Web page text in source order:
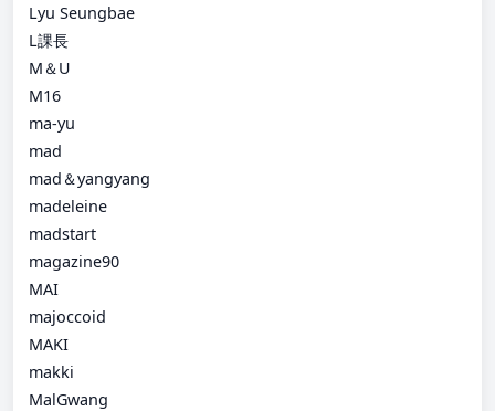
Lyu Seungbae
L課長
M＆U
M16
ma-yu
mad
mad＆yangyang
madeleine
madstart
magazine90
MAI
majoccoid
MAKI
makki
MalGwang